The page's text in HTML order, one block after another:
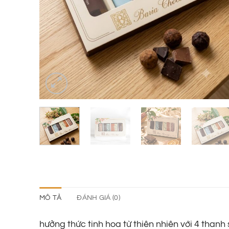
MÔ TẢ ĐÁNH GIÁ (0)
hưởng thức tinh hoa từ thiên nhiên với 4